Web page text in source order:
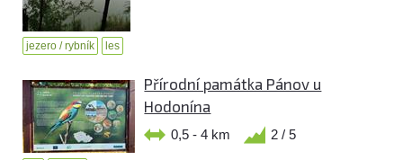
jezero / rybník les
Přírodní památka Pánov u
Hodonína
0,5 - 4 km 2 / 5